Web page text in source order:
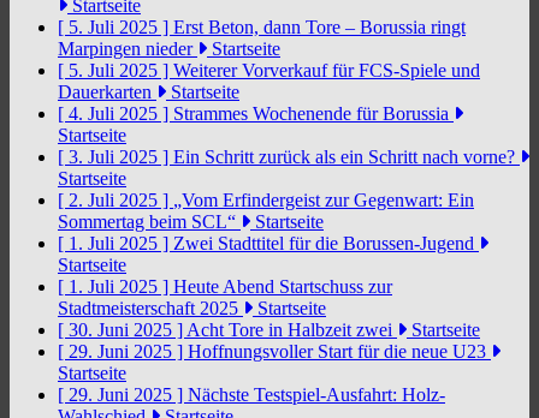
Startseite
[ 5. Juli 2025 ] Erst Beton, dann Tore – Borussia ringt
Marpingen nieder
Startseite
[ 5. Juli 2025 ] Weiterer Vorverkauf für FCS-Spiele und
Dauerkarten
Startseite
[ 4. Juli 2025 ] Strammes Wochenende für Borussia
Startseite
[ 3. Juli 2025 ] Ein Schritt zurück als ein Schritt nach vorne?
Startseite
[ 2. Juli 2025 ] „Vom Erfindergeist zur Gegenwart: Ein
Sommertag beim SCL“
Startseite
[ 1. Juli 2025 ] Zwei Stadttitel für die Borussen-Jugend
Startseite
[ 1. Juli 2025 ] Heute Abend Startschuss zur
Stadtmeisterschaft 2025
Startseite
[ 30. Juni 2025 ] Acht Tore in Halbzeit zwei
Startseite
[ 29. Juni 2025 ] Hoffnungsvoller Start für die neue U23
Startseite
[ 29. Juni 2025 ] Nächste Testspiel-Ausfahrt: Holz-